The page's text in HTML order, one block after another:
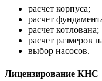
расчет корпуса;
расчет
расчет котлована;
расчет размеров
выбор насосов.
Лицензирование КНС